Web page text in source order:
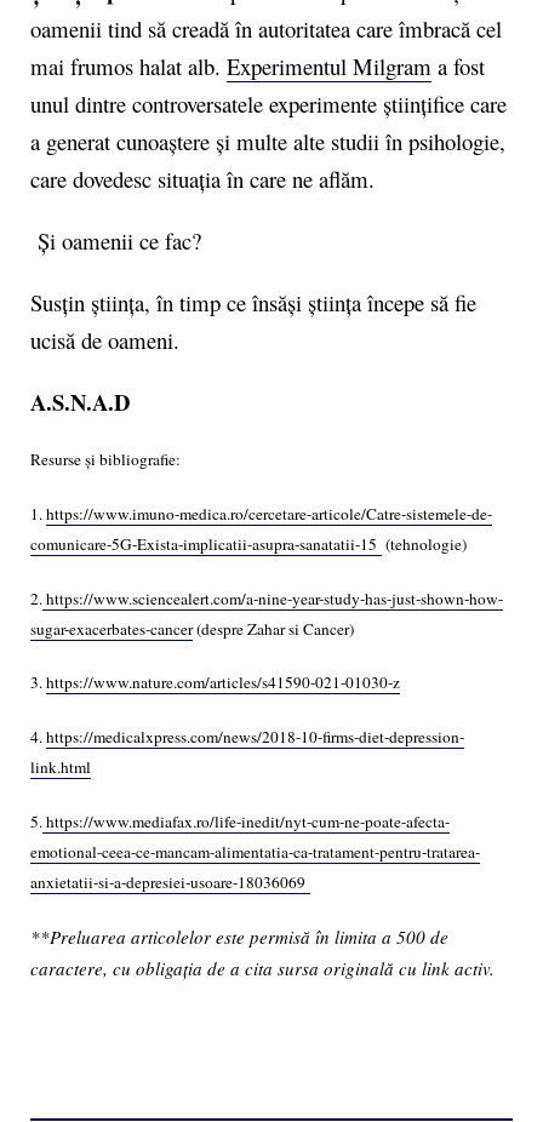
oamenii tind să creadă în autoritatea care îmbracă cel
mai frumos halat alb. Experimentul Milgram a fost
unul dintre controversatele experimente științifice care
a generat cunoaștere și multe alte studii în psihologie,
care dovedesc situația în care ne aflăm.
Și oamenii ce fac?
Susțin știința, în timp ce însăși știința începe să fie
ucisă de oameni.
A.S.N.A.D
Resurse și bibliografie:
1. https://www.imuno-medica.ro/cercetare-articole/Catre-sistemele-de-
comunicare-5G-Exista-implicatii-asupra-sanatatii-15 (tehnologie)
2. https://www.sciencealert.com/a-nine-year-study-has-just-shown-how-
sugar-exacerbates-cancer(despre Zahar si Cancer)
3.https://www.nature.com/articles/s41590-021-01030-z
4.https://medicalxpress.com/news/2018-10-firms-diet-depression-
link.html
5.https://www.mediafax.ro/life-inedit/nyt-cum-ne-poate-afecta-
emotional-ceea-ce-mancam-alimentatia-ca-tratament-pentru-tratarea-
anxietatii-si-a-depresiei-usoare-18036069
**Preluarea articolelor este permisă în limita a 500 de
caractere, cu obligația de a cita sursa originală cu link activ.